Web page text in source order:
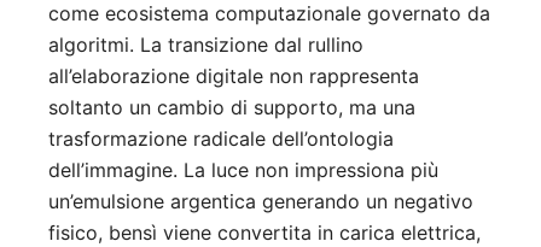
come ecosistema computazionale governato da
algoritmi. La transizione dal rullino
all’elaborazione digitale non rappresenta
soltanto un cambio di supporto, ma una
trasformazione radicale dell’ontologia
dell’immagine. La luce non impressiona più
un’emulsione argentica generando un negativo
fisico, bensì viene convertita in carica elettrica,